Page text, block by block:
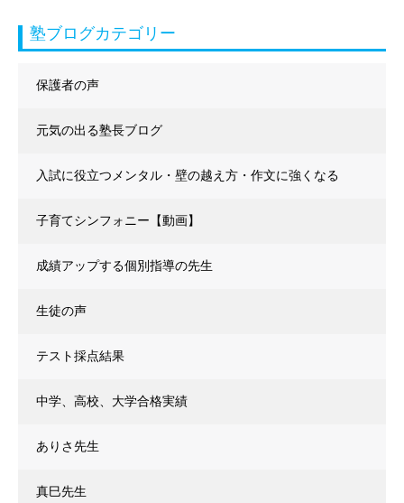
塾ブログカテゴリー
保護者の声
元気の出る塾長ブログ
入試に役立つメンタル・壁の越え方・作文に強くなる
子育てシンフォニー【動画】
成績アップする個別指導の先生
生徒の声
テスト採点結果
中学、高校、大学合格実績
ありさ先生
真巳先生